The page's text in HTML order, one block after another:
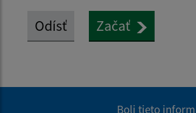
Odísť Začať
Boli tieto